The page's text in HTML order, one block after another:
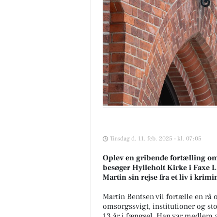
Tirsdag d. 11. feb. 2025 - kl. 07:05
Oplev en gribende fortælling
besøger Hylleholt Kirke i Faxe
Martin sin rejse fra et liv i
Martin Bentsen vil fortælle en rå
omsorgssvigt, institutioner og